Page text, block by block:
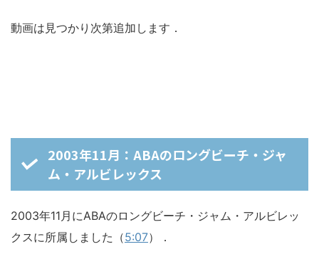
動画は見つかり次第追加します．
2003年11月：ABAのロングビーチ・ジャ
ム・アルビレックス
2003年11月にABAのロングビーチ・ジャム・アルビレッ
クスに所属しました（5:07）．